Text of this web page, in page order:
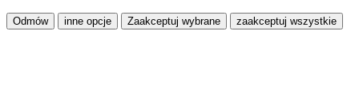
Odmów inne opcje Zaakceptuj wybrane zaakceptuj wszystkie